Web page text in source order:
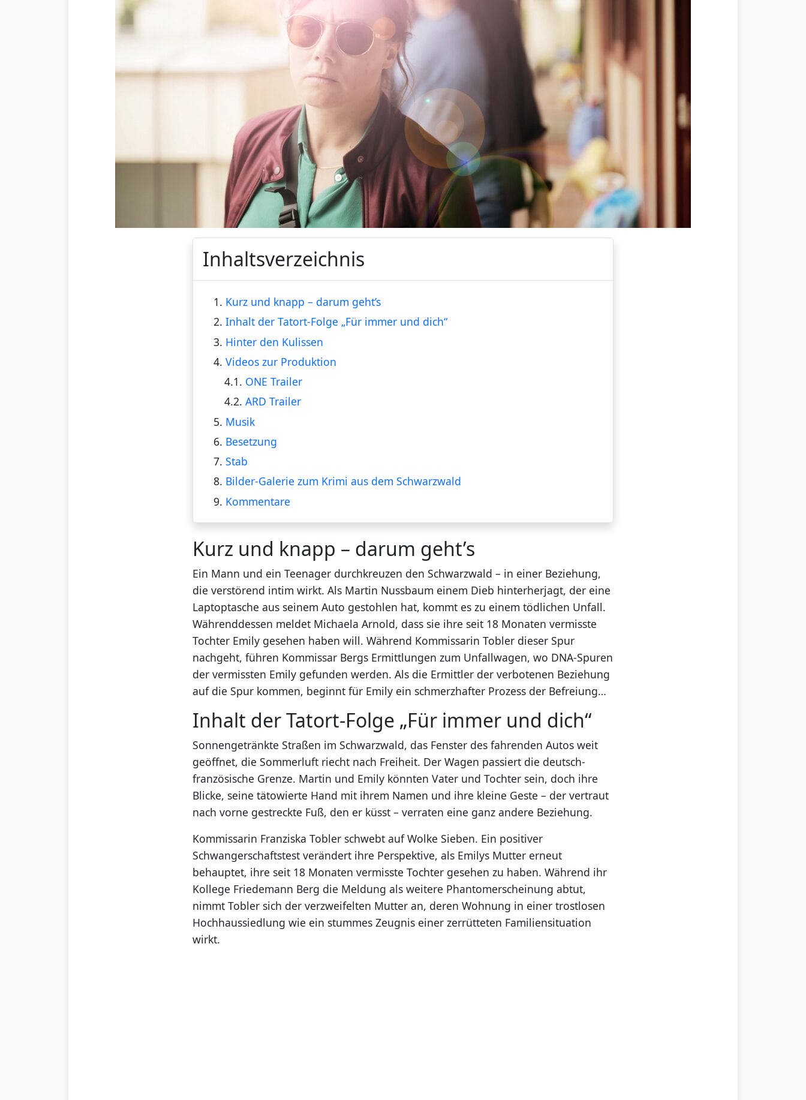
Inhaltsverzeichnis
1. Kurz und knapp – darum geht’s
2. Inhalt der Tatort-Folge „Für immer und dich“
3. Hinter den Kulissen
4. Videos zur Produktion
4.1. ONE Trailer
4.2. ARD Trailer
5. Musik
6. Besetzung
7. Stab
8. Bilder-Galerie zum Krimi aus dem Schwarzwald
9. Kommentare
Kurz und knapp – darum geht’s
Ein Mann und ein Teenager durchkreuzen den Schwarzwald – in einer Beziehung,
die verstörend intim wirkt. Als Martin Nussbaum einem Dieb hinterherjagt, der eine
Laptoptasche aus seinem Auto gestohlen hat, kommt es zu einem tödlichen Unfall.
Währenddessen meldet Michaela Arnold, dass sie ihre seit 18 Monaten vermisste
Tochter Emily gesehen haben will. Während Kommissarin Tobler dieser Spur
nachgeht, führen Kommissar Bergs Ermittlungen zum Unfallwagen, wo DNA-Spuren
der vermissten Emily gefunden werden. Als die Ermittler der verbotenen Beziehung
auf die Spur kommen, beginnt für Emily ein schmerzhafter Prozess der Befreiung…
Inhalt der Tatort-Folge „Für immer und dich“
Sonnengetränkte Straßen im Schwarzwald, das Fenster des fahrenden Autos weit
geöffnet, die Sommerluft riecht nach Freiheit. Der Wagen passiert die deutsch-
französische Grenze. Martin und Emily könnten Vater und Tochter sein, doch ihre
Blicke, seine tätowierte Hand mit ihrem Namen und ihre kleine Geste – der vertraut
nach vorne gestreckte Fuß, den er küsst – verraten eine ganz andere Beziehung.
Kommissarin Franziska Tobler schwebt auf Wolke Sieben. Ein positiver
Schwangerschaftstest verändert ihre Perspektive, als Emilys Mutter erneut
behauptet, ihre seit 18 Monaten vermisste Tochter gesehen zu haben. Während ihr
Kollege Friedemann Berg die Meldung als weitere Phantomerscheinung abtut,
nimmt Tobler sich der verzweifelten Mutter an, deren Wohnung in einer trostlosen
Hochhaussiedlung wie ein stummes Zeugnis einer zerrütteten Familiensituation
wirkt.